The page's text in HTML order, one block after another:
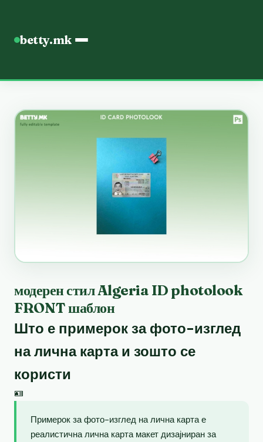
betty.mk
модерен стил Algeria ID photolook
FRONT шаблон
Што е примерок за фото-изглед
на лична карта и зошто се
користи
🪪
Примерок за фото-изглед на лична карта е
реалистична лична карта макет дизајниран за